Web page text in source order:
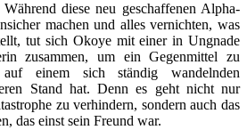
diese neu geschaffenen Alpha-
machen und alles vernichten, was
tut sich Okoye mit einer in Ungnade
zusammen, um ein Gegenmittel zu
einem sich ständig wandelnden
Stand hat. Denn es geht nicht nur
zu verhindern, sondern auch das
das einst sein Freund war.